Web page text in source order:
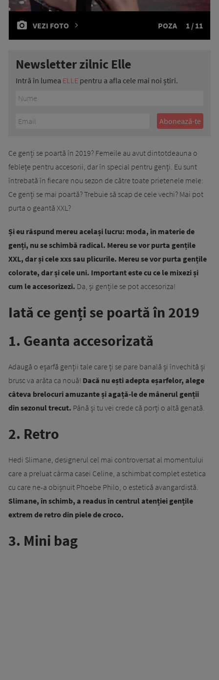
VEZI FOTO POZA 1 / 11
Newsletter zilnic Elle
Intră în lumea ELLE pentru a afla cele mai noi știri.
Ce genți se poartă în 2019? Femeile au avut dintotdeauna o
feblețe pentru accesorii, dar în special pentru genți. Eu sunt
întrebată în fiecare nou sezon de către toate prietenele mele:
Ce genți se mai poartă? Trebuie să scap de cele vechi? Mai pot
purta o geantă XXL?
Și eu răspund mereu același lucru: moda, în materie de
genți, nu se schimbă radical. Mereu se vor purta gențile
XXL, dar și cele xxs sau plicurile. Mereu se vor purta gențile
colorate, dar și cele uni. Important este cu ce le mixezi și
cum le accesorizezi. Da, și gențile se pot accesoriza!
Iată ce genți se poartă în 2019
1. Geanta accesorizată
Adaugă o eșarfă genții tale care ți se pare banală și învechită și
brusc va arăta ca nouă! Dacă nu ești adepta eșarfelor, alege
câteva brelocuri amuzante și agață-le de mânerul genții
din sezonul trecut. Până și tu vei crede că porți o altă genată.
2. Retro
Hedi Slimane, designerul cel mai controversat al momentului
care a preluat cârma casei Celine, a schimbat complet estetica
cu care ne-a obișnuit Phoebe Philo, o estetică avangardistă.
Slimane, în schimb, a readus în centrul atenției gențile
extrem de retro din piele de croco.
3. Mini bag